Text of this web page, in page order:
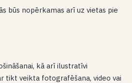
būs nopērkamas arī uz vietas pie
kā arī ilustratīvi
tikt veikta fotografēšana, video vai